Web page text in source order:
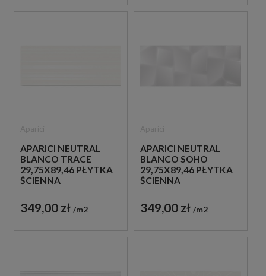
APARICI NEUTRAL
BLANCO TRACE
29,75X89,46 PŁYTKA
ŚCIENNA
349,00 zł m2
APARICI NEUTRAL
BLANCO SOHO
29,75X89,46 PŁYTKA
ŚCIENNA
349,00 zł m2